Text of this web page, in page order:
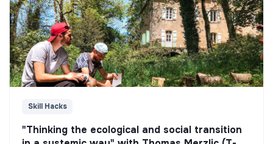
Skill Hacks
"Thinking the ecological and social transition